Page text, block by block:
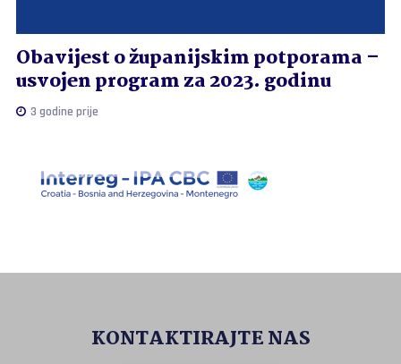
Obavijest o županijskim potporama –
usvojen program za 2023. godinu
3 godine prije
KONTAKTIRAJTE NAS